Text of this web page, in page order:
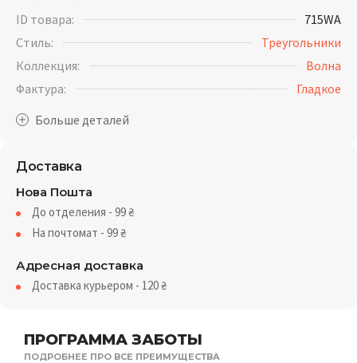
ПРОГРАММА ЗАБОТЫ
ПОДРОБНЕЕ ПРО ВСЕ ПРЕИМУЩЕСТВА
ID товара:
715WA
Стиль:
Треугольники
Коллекция:
Волна
Фактура:
Гладкое
Доставка
Нова Пошта
До отделения - 99₴
На почтомат - 99₴
Адресная доставка
Доставка курьером - 120₴